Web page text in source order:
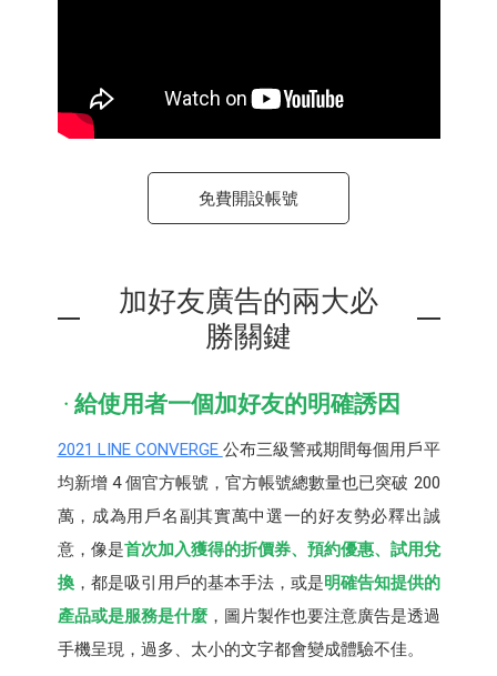
免費開設帳號
加好友廣告的兩大必
勝關鍵
給使用者一個加好友的明確誘因
2021 LINE CONVERGE 公布三級警戒期間每個用戶平
均新增 4 個官方帳號，官方帳號總數量也已突破 200
萬，成為用戶名副其實萬中選一的好友勢必釋出誠
意，像是首次加入獲得的折價券、預約優惠、試用兌
換，都是吸引用戶的基本手法，或是明確告知提供的
產品或是服務是什麼，圖片製作也要注意廣告是透過
手機呈現，過多、太小的文字都會變成體驗不佳。